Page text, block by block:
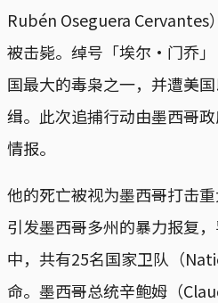
Rubén Oseguera Cervantes
被击毙。绰号「埃尔‧门乔
国最大的毒枭之一，并遭美
缉。此次追捕行动由墨西哥
情报。
他的死亡被视为墨西哥打击
引发墨西哥多州的暴力报复
中，共有25名国家卫队（
命。墨西哥总统辛鲍姆（